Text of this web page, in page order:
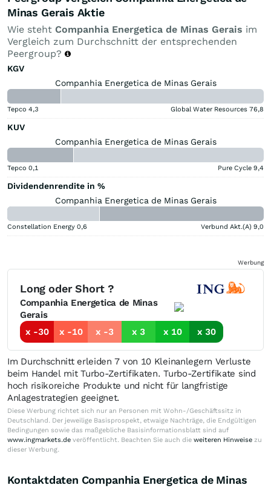
Minas Gerais Aktie
Wie steht Companhia Energetica de Minas Gerais im
Vergleich zum Durchschnitt der entsprechenden
Peergroup?
KGV
Companhia Energetica de Minas Gerais
Tepco 4,3 Global Water Resources 76,8
KUV
Companhia Energetica de Minas Gerais
Tepco 0,1 Pure Cycle 9,4
Dividendenrendite in %
Companhia Energetica de Minas Gerais
Constellation Energy 0,6 Verbund Akt.(A) 9,0
Werbung
Long oder Short ?
Companhia Energetica de Minas
Gerais
x -30
x -10 x -3 x 3 x 10 x 30
Im Durchschnitt erleiden 7 von 10 Kleinanlegern Verluste
beim Handel mit Turbo-Zertifikaten. Turbo-Zertifikate sind
hoch risikoreiche Produkte und nicht für langfristige
Anlagestrategien geeignet.
Diese Werbung richtet sich nur an Personen mit Wohn-/Geschäftssitz in
Deutschland. Der jeweilige Basisprospekt, etwaige Nachträge, die Endgültigen
Bedingungen sowie das maßgebliche Basisinformationsblatt sind auf
www.ingmarkets.de veröffentlicht. Beachten Sie auch die weiteren Hinweise zu
dieser Werbung.
Kontaktdaten Companhia Energetica de Minas